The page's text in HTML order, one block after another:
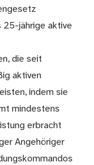
25-jährige aktive
die seit
aktiven
indem sie
mindestens
erbracht
Angehöriger